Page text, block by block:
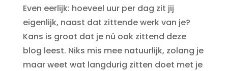
Even eerlijk: hoeveel uur per dag zit jij
eigenlijk, naast dat zittende werk van je?
Kans is groot dat je nú ook zittend deze
blog leest. Niks mis mee natuurlijk, zolang je
maar weet wat langdurig zitten doet met je